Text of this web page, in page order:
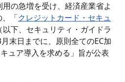
の急増を受け、経済産業省よ
、「クレジットカード・セキュ
以下、セキュリティ・ガイドラ
末日までに、原則全てのEC加
ュア導入を求める」旨が公表